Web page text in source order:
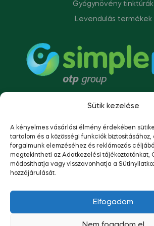
Sütik kezelése
A kényelmes vásárlási élmény érdekében
tartalom és a közösségi funkciók biztosításához,
forgalmunk elemzéséhez és reklámozás
megtekintheti az Adatkezelési tájékoztatónkat,
módosíthatja vagy visszavonhatja a
hozzájárulását.
Elfogadom
Gyógynövény tinktúrák
Levendulás termékek
Napsütötte Tolna.
fenntartva.